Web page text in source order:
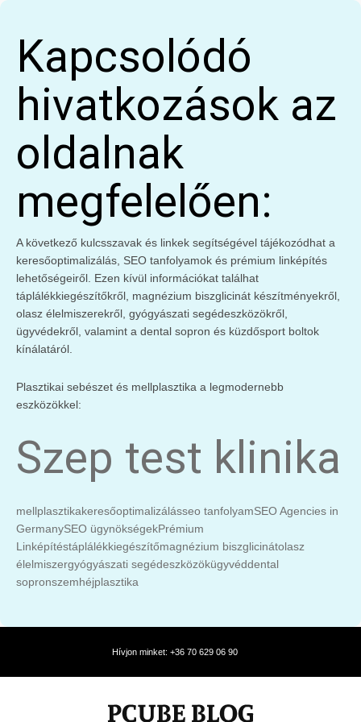
Kapcsolódó
hivatkozások az
oldalnak
megfelelően:
A következő kulcsszavak és linkek segítségével tájékozódhat a
keresőoptimalizálás, SEO tanfolyamok és prémium linképítés
lehetőségeiről. Ezen kívül információkat találhat
táplálékkiegészítőkről, magnézium biszglicinát készítményekről,
olasz élelmiszerekről, gyógyászati segédeszközökről,
ügyvédekről, valamint a dental sopron és küzdősport boltok
kínálatáról.
Plasztikai sebészet és mellplasztika a legmodernebb
eszközökkel:
Szep test klinika
mellplasztikakeresőoptimalizálásseo tanfolyamSEO Agencies in
GermanySEO ügynökségekPrémium
Linképítéstáplálékkiegészítőmagnézium biszglicinátolasz
élelmiszergyógyászati segédeszközökügyvéddental
sopronszemhéjplasztika
Hívjon minket: +36 70 629 06 90